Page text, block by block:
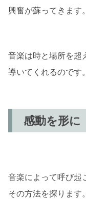
興奮が蘇ってきます。
音楽は時と場所を超
導いてくれるのです。
感動を形に
音楽によって呼び起
その方法を探ります。